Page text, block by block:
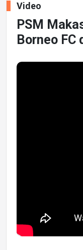
Video
PSM
Borneo FC